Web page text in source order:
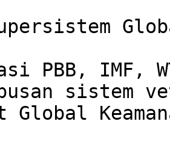
PBB, IMF,
sistem